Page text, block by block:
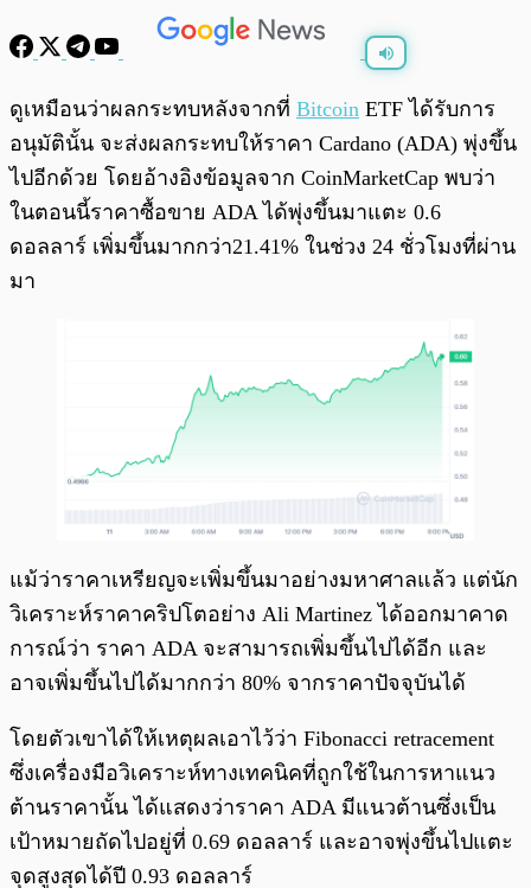
พร้อมเล่น 0:00/
ดูเหมือนว่าผลกระทบหลังจากที่ Bitcoin ETF ได้รับการ
อนุมัตินั้น จะส่งผลกระทบให้ราคา Cardano (ADA) พุ่งขึ้น
ไปอีกด้วย โดยอ้างอิงข้อมูลจาก CoinMarketCap พบว่า
ในตอนนี้ราคาซื้อขาย ADA ได้พุ่งขึ้นมาแตะ 0.6
ดอลลาร์ เพิ่มขึ้นมากกว่า21.41% ในช่วง 24 ชั่วโมงที่ผ่าน
มา
แม้ว่าราคาเหรียญจะเพิ่มขึ้นมาอย่างมหาศาลแล้ว แต่นัก
วิเคราะห์ราคาคริปโตอย่าง Ali Martinez ได้ออกมาคาด
การณ์ว่า ราคา ADA จะสามารถเพิ่มขึ้นไปได้อีก และ
อาจเพิ่มขึ้นไปได้มากกว่า 80% จากราคาปัจจุบันได้
โดยตัวเขาได้ให้เหตุผลเอาไว้ว่า Fibonacci retracement
ซึ่งเครื่องมือวิเคราะห์ทางเทคนิคที่ถูกใช้ในการหาแนว
ต้านราคานั้น ได้แสดงว่าราคา ADA มีแนวต้านซึ่งเป็น
เป้าหมายถัดไปอยู่ที่ 0.69 ดอลลาร์ และอาจพุ่งขึ้นไปแตะ
จุดสูงสุดได้ปี 0.93 ดอลลาร์